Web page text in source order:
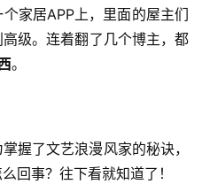
家居APP上，里面的屋主们
级。连着翻了几个博主，都
。
握了文艺浪漫风家的秘诀，
回事？往下看就知道了！